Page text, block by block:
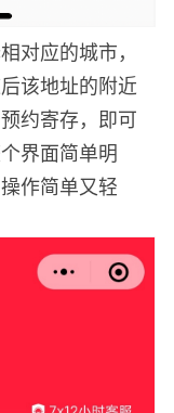
对应的城市，
该地址的附近
约寄存，即可
界面简单明
作简单又轻